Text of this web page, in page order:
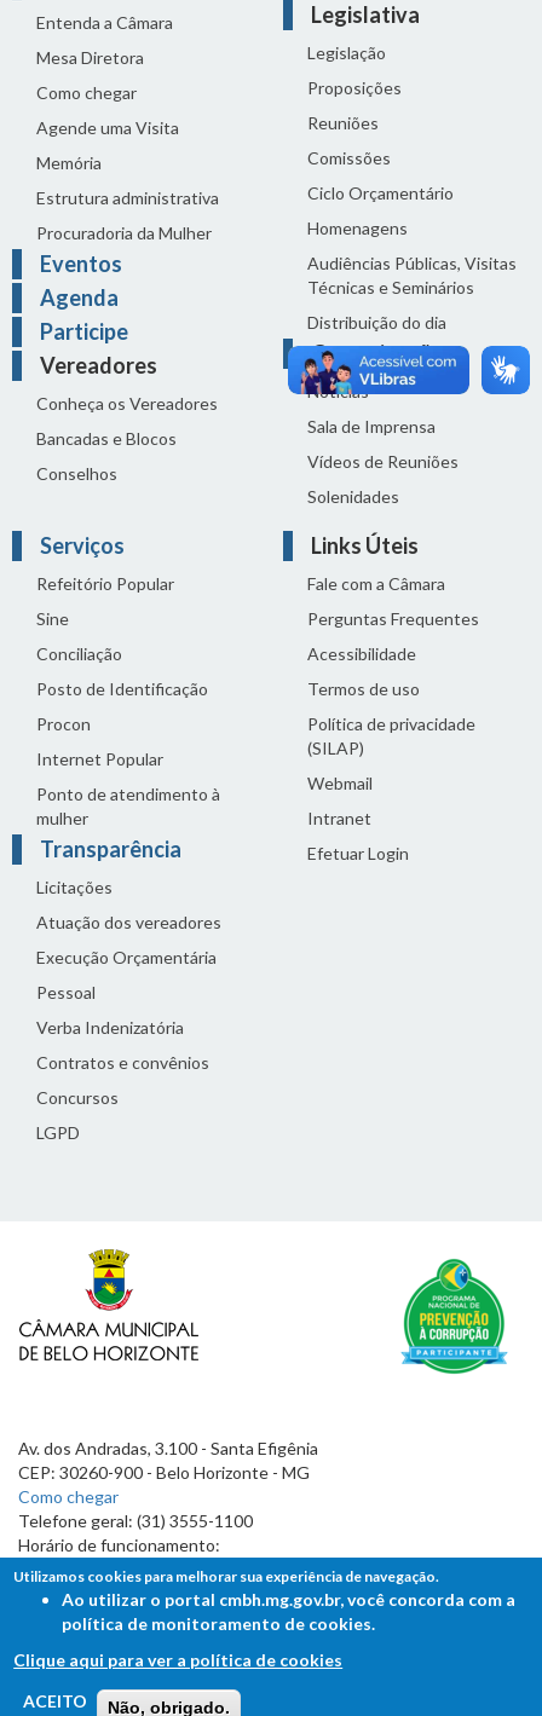
Entenda a Câmara
Mesa Diretora
Como chegar
Agende uma Visita
Memória
Estrutura administrativa
Procuradoria da Mulher
Eventos
Agenda
Participe
Vereadores
Conheça os Vereadores
Bancadas e Blocos
Conselhos
Legislativa
Legislação
Proposições
Reuniões
Comissões
Ciclo Orçamentário
Homenagens
Audiências Públicas, Visitas
Técnicas e Seminários
Distribuição do dia
Comunicação
Notícias
Sala de Imprensa
Vídeos de Reuniões
Solenidades
Serviços
Refeitório Popular
Sine
Conciliação
Posto de Identificação
Procon
Internet Popular
Ponto de atendimento à
mulher
Transparência
Licitações
Atuação dos vereadores
Execução Orçamentária
Pessoal
Verba Indenizatória
Contratos e convênios
Concursos
LGPD
Links Úteis
Fale com a Câmara
Perguntas Frequentes
Acessibilidade
Termos de uso
Política de privacidade
(SILAP)
Webmail
Intranet
Efetuar Login
Av. dos Andradas, 3.100 - Santa Efigênia
CEP: 30260-900 - Belo Horizonte - MG
Como chegar
Telefone geral: (31) 3555-1100
Horário de funcionamento:
7h às 19h
FALE COM A CÂMARA
Ouvidoria - Lei de Acesso à Informação
Utilizamos cookies para melhorar sua experiência de navegação.
Ao utilizar o portal cmbh.mg.gov.br, você concorda com a
política de monitoramento de cookies.
Clique aqui para ver a política de cookies
ACEITO
Não, obrigado.